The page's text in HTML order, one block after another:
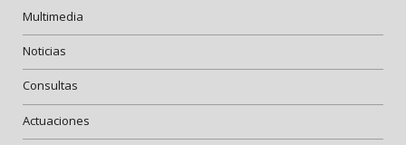
Multimedia
Noticias
Consultas
Actuaciones